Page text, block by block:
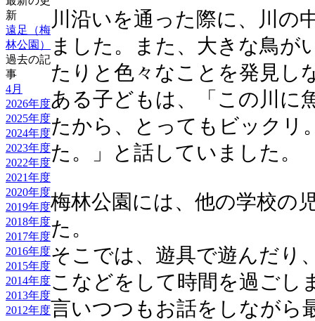
新
遠足（梅
林公園）
過去の記
事
4月
2026年度
2025年度
2024年度
2023年度
2022年度
2021年度
2020年度
2019年度
2018年度
2017年度
2016年度
2015年度
2014年度
2013年度
2012年度
川沿いを通った際に、川の
ました。また、大きな鳥が
たりと色々なことを発見し
ある子どもは、「この川に
たから、とってもビックリ
た。」と話していました。
梅林公園には、他の学校の
た。
そこでは、遊具で遊んだり
こなどをして時間を過ごし
言いつつもお話をしながら